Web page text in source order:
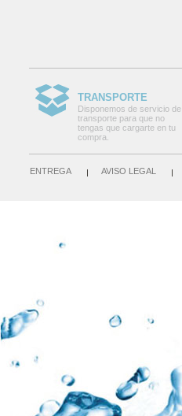
TRANSPORTE
Disponemos de servicio de
transporte para que no
tengas que cargarte en tu
compra.
ENTREGA AVISO LEGAL